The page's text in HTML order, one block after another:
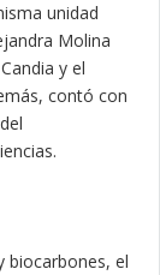
unidad
Molina
y el
contó con
biocarbones, el